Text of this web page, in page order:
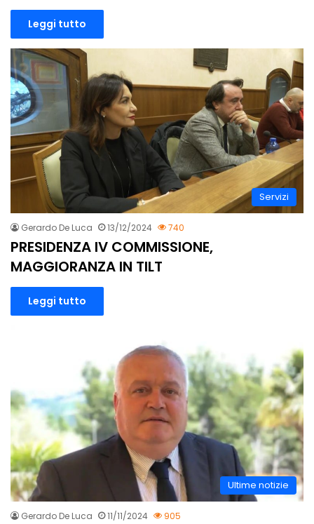
Leggi tutto
Servizi
Gerardo De Luca 13/12/2024 740
PRESIDENZA IV COMMISSIONE,
MAGGIORANZA IN TILT
Leggi tutto
Ultime notizie
Gerardo De Luca 11/11/2024 905